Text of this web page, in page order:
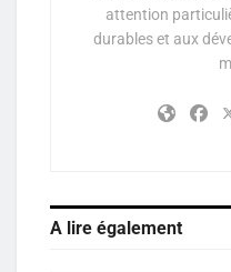
attention
durables et aux
A lire également